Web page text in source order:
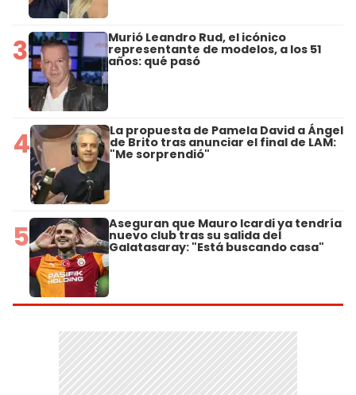
3 Murió Leandro Rud, el icónico
representante de modelos, a los 51
años: qué pasó
4 La propuesta de Pamela David a Ángel
de Brito tras anunciar el final de LAM:
"Me sorprendió"
5 Aseguran que Mauro Icardi ya tendría
nuevo club tras su salida del
Galatasaray: "Está buscando casa"